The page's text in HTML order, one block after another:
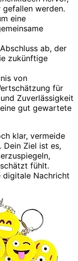
werden.
eine
ab, der
zukünftige
von
für
Zuverlässigkeit
gut gewartete
klar, vermeide
Dein Ziel ist es,
fühlt.
digitale Nachricht